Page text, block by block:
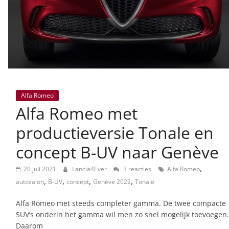
Alfa Romeo
Alfa Romeo met
productieversie Tonale en
concept B-UV naar Genève
20 juli 2021 Lancia4Ever 3 reacties Alfa Romeo,
autosalon, B-UV, concept, Genève 2022, Tonale
Alfa Romeo met steeds completer gamma. De twee compacte
SUV’s onderin het gamma wil men zo snel mogelijk toevoegen.
Daarom